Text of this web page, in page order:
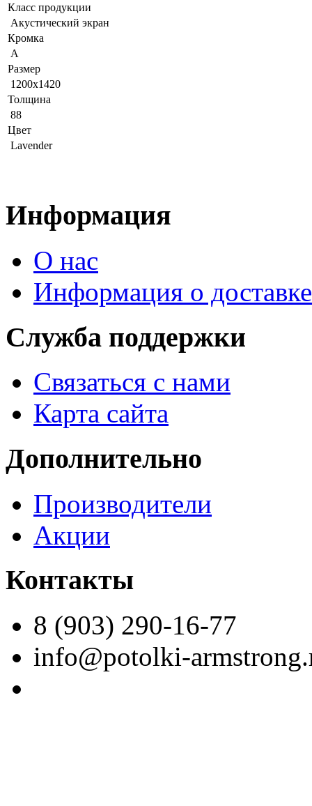
Класс продукции
Акустический экран
Кромка
A
Размер
1200x1420
Толщина
88
Цвет
Lavender
Информация
О нас
Информация о доставке
Служба поддержки
Связаться с нами
Карта сайта
Дополнительно
Производители
Акции
Контакты
8 (903) 290-16-77
info@potolki-